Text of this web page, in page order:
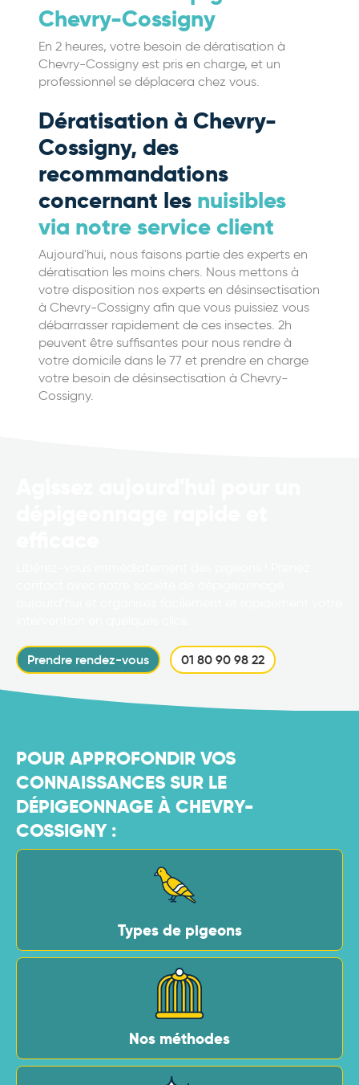
Chevry-Cossigny
En 2 heures, votre besoin de dératisation à
Chevry-Cossigny est pris en charge, et un
professionnel se déplacera chez vous.
Dératisation à Chevry-
Cossigny, des
recommandations
concernant les nuisibles
via notre service client
Aujourd'hui, nous faisons partie des experts en
dératisation les moins chers. Nous mettons à
votre disposition nos experts en désinsectisation
à Chevry-Cossigny afin que vous puissiez vous
débarrasser rapidement de ces insectes. 2h
peuvent être suffisantes pour nous rendre à
votre domicile dans le 77 et prendre en charge
votre besoin de désinsectisation à Chevry-
Cossigny.
Prendre rendez-vous 01 80 90 98 22
POUR APPROFONDIR VOS
CONNAISSANCES SUR LE
DÉPIGEONNAGE À CHEVRY-
COSSIGNY :
Types de pigeons
Nos méthodes